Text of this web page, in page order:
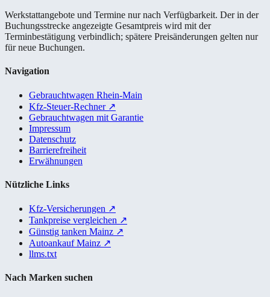
Werkstattangebote und Termine nur nach Verfügbarkeit. Der in der
Buchungsstrecke angezeigte Gesamtpreis wird mit der
Terminbestätigung verbindlich; spätere Preisänderungen gelten nur
für neue Buchungen.
Navigation
Gebrauchtwagen Rhein-Main
Kfz-Steuer-Rechner ↗
Gebrauchtwagen mit Garantie
Impressum
Datenschutz
Barrierefreiheit
Erwähnungen
Nützliche Links
Kfz-Versicherungen ↗
Tankpreise vergleichen ↗
Günstig tanken Mainz ↗
Autoankauf Mainz ↗
llms.txt
Nach Marken suchen